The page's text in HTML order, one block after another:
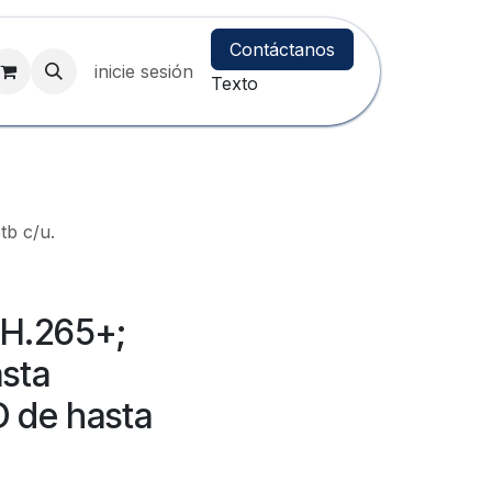
inicie sesión
Contáctanos
Texto
c/u.
de hasta